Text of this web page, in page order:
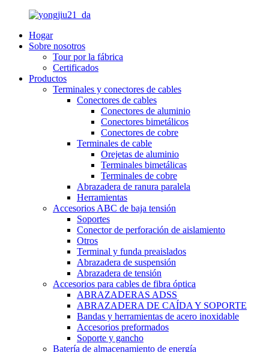
Hogar
Sobre nosotros
Tour por la fábrica
Certificados
Productos
Terminales y conectores de cables
Conectores de cables
Conectores de aluminio
Conectores bimetálicos
Conectores de cobre
Terminales de cable
Orejetas de aluminio
Terminales bimetálicas
Terminales de cobre
Abrazadera de ranura paralela
Herramientas
Accesorios ABC de baja tensión
Soportes
Conector de perforación de aislamiento
Otros
Terminal y funda preaislados
Abrazadera de suspensión
Abrazadera de tensión
Accesorios para cables de fibra óptica
ABRAZADERAS ADSS
ABRAZADERA DE CAÍDA Y SOPORTE
Bandas y herramientas de acero inoxidable
Accesorios preformados
Soporte y gancho
Batería de almacenamiento de energía